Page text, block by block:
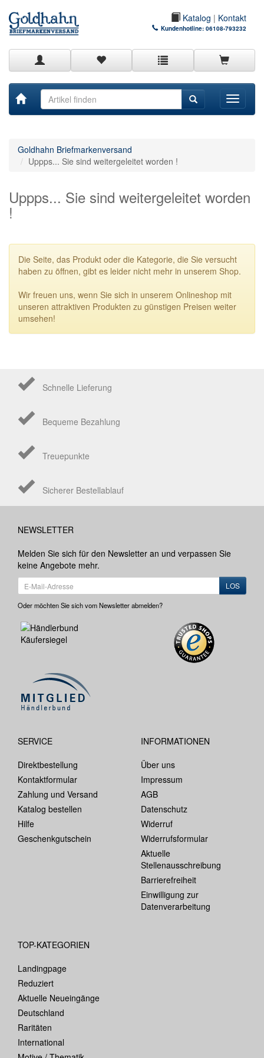
Katalog | Kontakt
Kundenhotline: 06108-793232
Toggle
Goldhahn Briefmarkenversand
Uppps... Sie sind weitergeleitet worden !
Uppps... Sie sind weitergeleitet worden
!
Die Seite, das Produkt oder die Kategorie, die Sie versucht
haben zu öffnen, gibt es leider nicht mehr in unserem Shop.
Wir freuen uns, wenn Sie sich in unserem Onlineshop mit
unseren attraktiven Produkten zu günstigen Preisen weiter
umsehen!
Schnelle Lieferung
Bequeme Bezahlung
Treuepunkte
Sicherer Bestellablauf
NEWSLETTER
Melden Sie sich für den Newsletter an und verpassen Sie
keine Angebote mehr.
LOS
Oder möchten Sie sich vom Newsletter abmelden?
SERVICE
Direktbestellung
Kontaktformular
Zahlung und Versand
Katalog bestellen
Hilfe
Geschenkgutschein
INFORMATIONEN
Über uns
Impressum
AGB
Datenschutz
Widerruf
Widerrufsformular
Aktuelle
Stellenausschreibung
Barrierefreiheit
Einwilligung zur
Datenverarbeitung
TOP-KATEGORIEN
Landingpage
Reduziert
Aktuelle Neueingänge
Deutschland
Raritäten
International